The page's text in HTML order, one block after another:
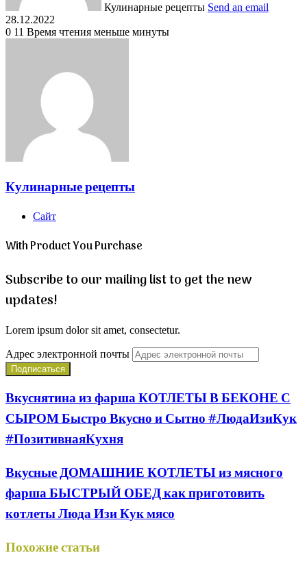
Кулинарные рецепты Send an email
28.12.2022
0 11 Время чтения меньше минуты
Кулинарные рецепты
Сайт
With Product You Purchase
Subscribe to our mailing list to get the new
updates!
Lorem ipsum dolor sit amet, consectetur.
Адрес электронной почты
Вкуснятина из фарша КОТЛЕТЫ В БЕКОНЕ С
СЫРОМ Быстро Вкусно и Сытно #ЛюдаИзиКук
#ПозитивнаяКухня
Вкусные ДОМАШНИЕ КОТЛЕТЫ из мясного
фарша БЫСТРЫЙ ОБЕД как приготовить
котлеты Люда Изи Кук мясо
Похожие статьи